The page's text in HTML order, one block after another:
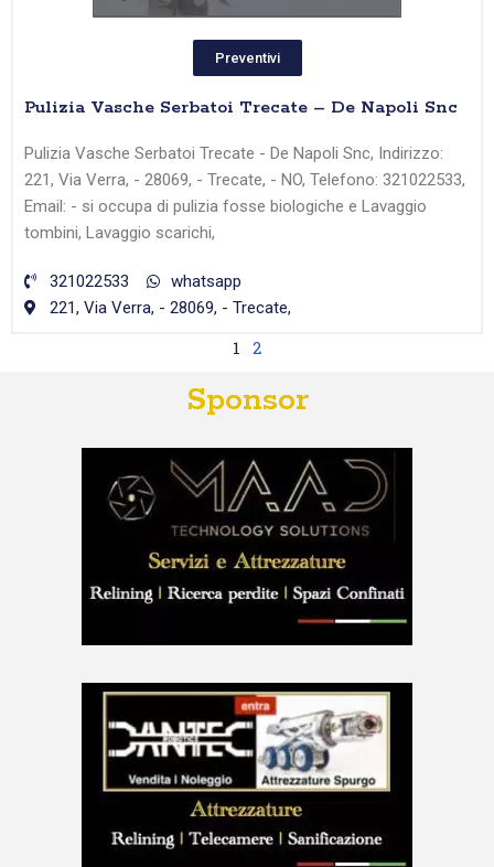
Preventivi
Pulizia Vasche Serbatoi Trecate – De Napoli Snc
Pulizia Vasche Serbatoi Trecate - De Napoli Snc, Indirizzo:
221, Via Verra, - 28069, - Trecate, - NO, Telefono: 321022533,
Email: - si occupa di pulizia fosse biologiche e Lavaggio
tombini, Lavaggio scarichi,
321022533
whatsapp
221, Via Verra, - 28069, - Trecate,
1 2
Sponsor